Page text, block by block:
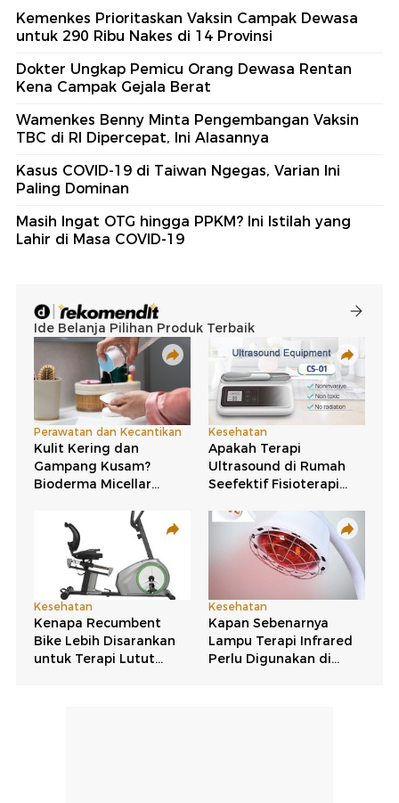
Kemenkes Prioritaskan Vaksin Campak Dewasa
untuk 290 Ribu Nakes di 14 Provinsi
Dokter Ungkap Pemicu Orang Dewasa Rentan
Kena Campak Gejala Berat
Wamenkes Benny Minta Pengembangan Vaksin
TBC di RI Dipercepat, Ini Alasannya
Kasus COVID-19 di Taiwan Ngegas, Varian Ini
Paling Dominan
Masih Ingat OTG hingga PPKM? Ini Istilah yang
Lahir di Masa COVID-19